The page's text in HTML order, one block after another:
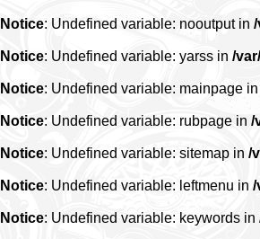
Notice: Undefined variable: nooutput in
Notice: Undefined variable: yarss in /
Notice: Undefined variable: mainpage in
Notice: Undefined variable: rubpage in /
Notice: Undefined variable: sitemap in /
Notice: Undefined variable: leftmenu in /
Notice: Undefined variable: keywords in